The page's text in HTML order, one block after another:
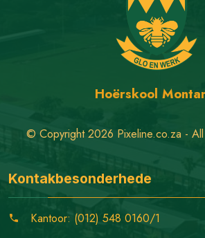
Hoërskool
© Copyright 2026 Pixeline.co.za - All
Kontakbesonderhede
Kantoor: (012) 548 0160/1